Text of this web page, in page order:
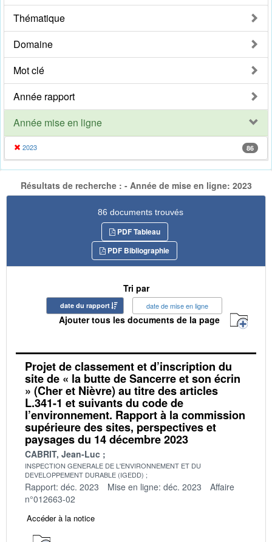
Thématique
Domaine
Mot clé
Année rapport
Année mise en ligne
2023 86
Résultats de recherche : - Année de mise en ligne: 2023
86 documents trouvés
PDF Tableau
PDF Bibliographie
Tri par
date du rapport date de mise en ligne
Ajouter tous les documents de la page
Projet de classement et d’inscription du
site de « la butte de Sancerre et son écrin
» (Cher et Nièvre) au titre des articles
L.341-1 et suivants du code de
l’environnement. Rapport à la commission
supérieure des sites, perspectives et
paysages du 14 décembre 2023
CABRIT, Jean-Luc
INSPECTION GENERALE DE L'ENVIRONNEMENT ET DU
DEVELOPPEMENT DURABLE (IGEDD)
Rapport: déc. 2023 Mise en ligne: déc. 2023
Affaire
n°012663-02
Accéder à la notice